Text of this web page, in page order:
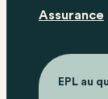
Assurance
EPL au